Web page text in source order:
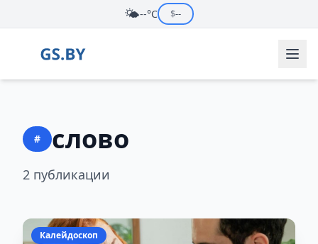
🌤️--°C $--
# слово
2 публикации
Калейдоскоп